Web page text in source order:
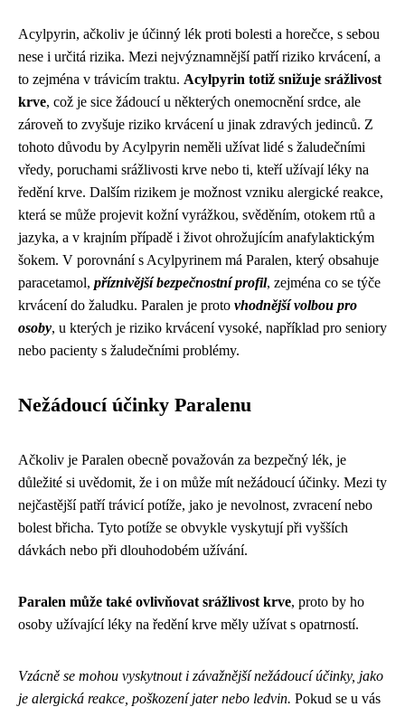
Acylpyrin, ačkoliv je účinný lék proti bolesti a horečce, s sebou
nese i určitá rizika. Mezi nejvýznamnější patří riziko krvácení, a
to zejména v trávicím traktu. Acylpyrin totiž snižuje srážlivost
krve, což je sice žádoucí u některých onemocnění srdce, ale
zároveň to zvyšuje riziko krvácení u jinak zdravých jedinců. Z
tohoto důvodu by Acylpyrin neměli užívat lidé s žaludečními
vředy, poruchami srážlivosti krve nebo ti, kteří užívají léky na
ředění krve. Dalším rizikem je možnost vzniku alergické reakce,
která se může projevit kožní vyrážkou, svěděním, otokem rtů a
jazyka, a v krajním případě i život ohrožujícím anafylaktickým
šokem. V porovnání s Acylpyrinem má Paralen, který obsahuje
paracetamol, příznivější bezpečnostní profil, zejména co se týče
krvácení do žaludku. Paralen je proto vhodnější volbou pro
osoby, u kterých je riziko krvácení vysoké, například pro seniory
nebo pacienty s žaludečními problémy.
Nežádoucí účinky Paralenu
Ačkoliv je Paralen obecně považován za bezpečný lék, je
důležité si uvědomit, že i on může mít nežádoucí účinky. Mezi ty
nejčastější patří trávicí potíže, jako je nevolnost, zvracení nebo
bolest břicha. Tyto potíže se obvykle vyskytují při vyšších
dávkách nebo při dlouhodobém užívání.
Paralen může také ovlivňovat srážlivost krve, proto by ho
osoby užívající léky na ředění krve měly užívat s opatrností.
Vzácně se mohou vyskytnout i závažnější nežádoucí účinky, jako
je alergická reakce, poškození jater nebo ledvin. Pokud se u vás